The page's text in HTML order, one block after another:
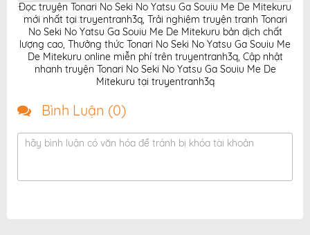
Chương 78
12/02/2026
Chương 77
12/02/2026
Chương 76
12/02/2026
Chương 75
12/02/2026
Chương 73
Chương 72
12/02/2026
Đọc truyện Tonari No Seki No Yatsu Ga Souiu Me De Mitekuru
mới nhất tại truyentranh3q, Trải nghiệm truyện tranh Tonari
No Seki No Yatsu Ga Souiu Me De Mitekuru bản dịch chất
lượng cao, Thưởng thức Tonari No Seki No Yatsu Ga Souiu Me
De Mitekuru online miễn phí trên truyentranh3q, Cập nhật
nhanh truyện Tonari No Seki No Yatsu Ga Souiu Me De
Mitekuru tại truyentranh3q
Bình Luận (0)
hãy bình luận có văn hóa để tránh bị khóa tài khoản